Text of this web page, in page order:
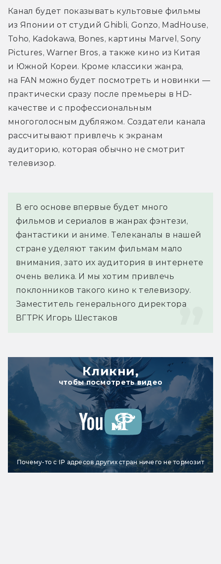
Канал будет показывать культовые фильмы
из Японии от студий Ghibli, Gonzo, MadHouse,
Toho, Kadokawa, Bones, картины Marvel, Sony
Pictures, Warner Bros, а также кино из Китая
и Южной Кореи. Кроме классики жанра,
на FAN можно будет посмотреть и новинки —
практически сразу после премьеры в HD-
качестве и с профессиональным
многоголосным дубляжом. Создатели канала
рассчитывают привлечь к экранам
аудиторию, которая обычно не смотрит
телевизор.
В его основе впервые будет много
фильмов и сериалов в жанрах фэнтези,
фантастики и аниме. Телеканалы в нашей
стране уделяют таким фильмам мало
внимания, зато их аудитория в интернете
очень велика. И мы хотим привлечь
поклонников такого кино к телевизору.
Заместитель генерального директора
ВГТРК Игорь Шестаков
Кликни,
чтобы посмотреть видео
Почему-то с IP адресов других стран ничего не тормозит